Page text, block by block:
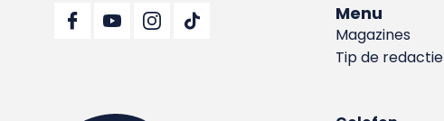
Menu
Magazines
Tip de redactie